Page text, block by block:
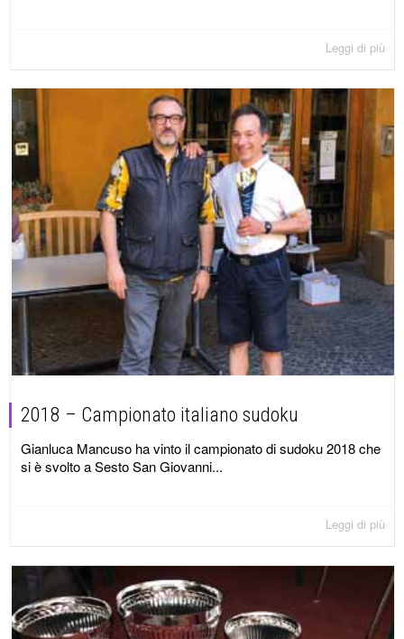
Leggi di più
2018 – Campionato italiano sudoku
Gianluca Mancuso ha vinto il campionato di sudoku 2018 che
si è svolto a Sesto San Giovanni...
Leggi di più